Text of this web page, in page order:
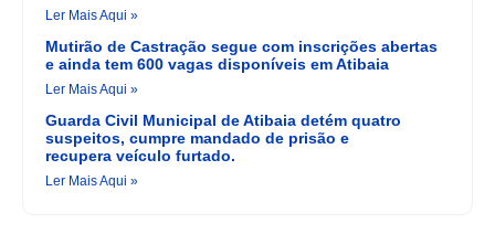
Ler Mais Aqui »
Mutirão de Castração segue com inscrições abertas
e ainda tem 600 vagas disponíveis em Atibaia
Ler Mais Aqui »
Guarda Civil Municipal de Atibaia detém quatro
suspeitos, cumpre mandado de prisão e
recupera veículo furtado.
Ler Mais Aqui »